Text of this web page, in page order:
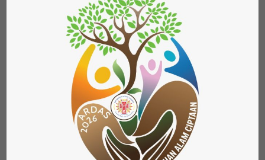
Partisipan Pelayan Online
(PARPOL)